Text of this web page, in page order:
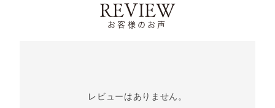
REVIEW
お客様のお声
レビューはありません。